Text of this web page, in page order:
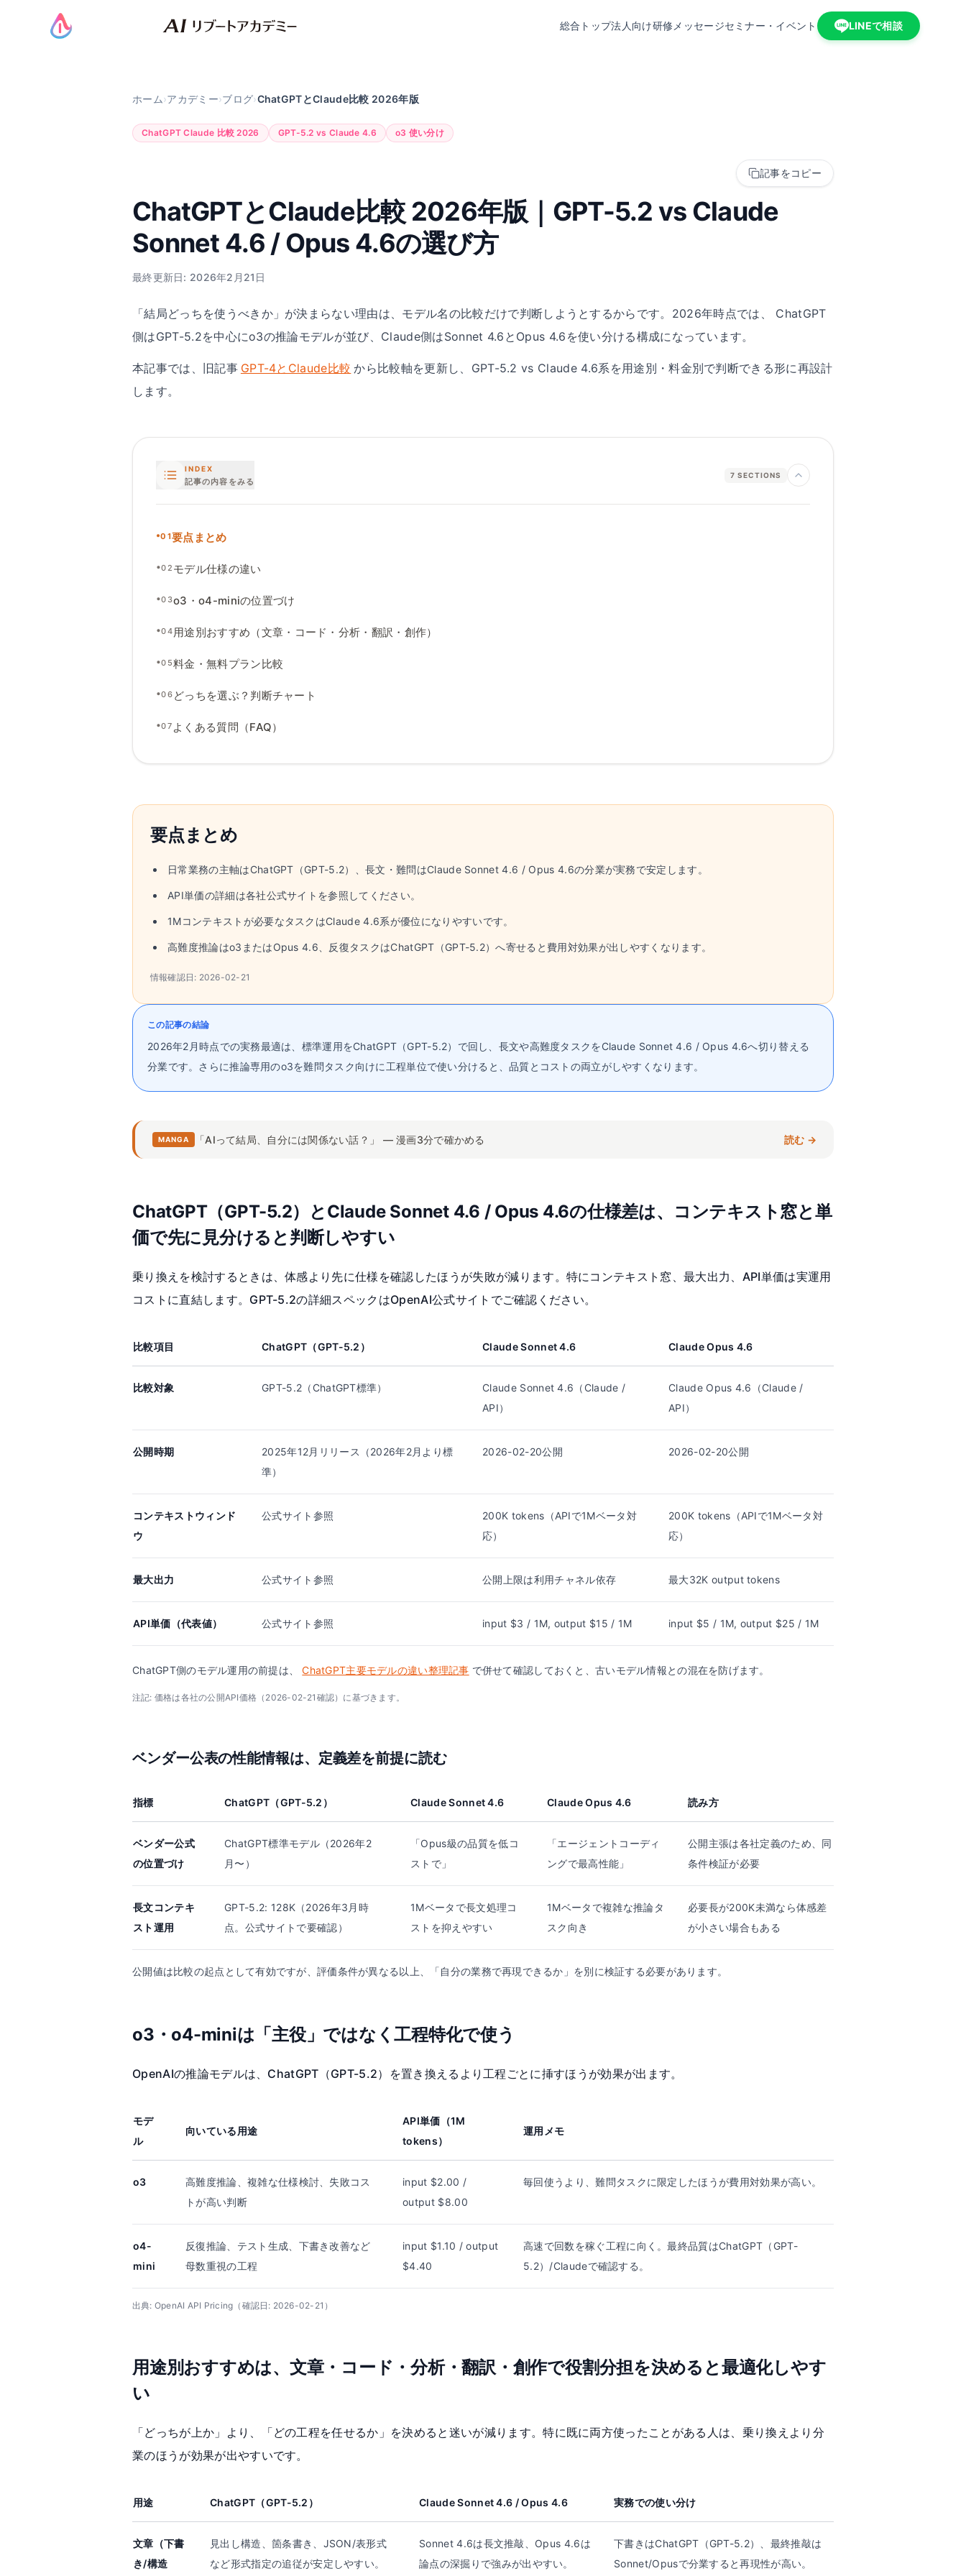
総合トップ法人向け研修 メッセージセミナー・イベント LINEで相談
ホーム›アカデミー›ブログ›ChatGPTとClaude比較 2026年版
ChatGPT Claude 比較 2026 GPT-5.2 vs Claude 4.6 o3 使い分け
記事をコピー
ChatGPTとClaude比較 2026年版｜GPT-5.2 vs Claude
Sonnet 4.6 / Opus 4.6の選び方
最終更新日: 2026年2月21日
「結局どっちを使うべきか」が決まらない理由は、モデル名の比較だけで判断しようとするからです。2026年時点では、 ChatGPT
側はGPT-5.2を中心にo3の推論モデルが並び、Claude側はSonnet 4.6とOpus 4.6を使い分ける構成になっています。
本記事では、旧記事 GPT-4とClaude比較 から比較軸を更新し、GPT-5.2 vs Claude 4.6系を用途別・料金別で判断できる形に再設計
します。
INDEX
記事の内容をみる
7 SECTIONS
•01要点まとめ
•02 モデル仕様の違い
•03o3 ・ o4-miniの位置づけ
•04用途別おすすめ（文章 ・ コード ・ 分析 ・ 翻訳 ・ 創作）
•05料金 ・ 無料プラン比較
•06 どっちを選ぶ？ 判断チャート
•07 よくある質問（FAQ）
要点まとめ
日常業務の主軸はChatGPT（GPT-5.2）、長文・難問はClaude Sonnet 4.6 / Opus 4.6の分業が実務で安定します。
API単価の詳細は各社公式サイトを参照してください。
1Mコンテキストが必要なタスクはClaude 4.6系が優位になりやすいです。
高難度推論はo3またはOpus 4.6、反復タスクはChatGPT（GPT-5.2）へ寄せると費用対効果が出しやすくなります。
情報確認日: 2026-02-21
この記事の結論
2026年2月時点での実務最適は、標準運用をChatGPT（GPT-5.2）で回し、長文や高難度タスクをClaude Sonnet 4.6 / Opus 4.6へ切り替える
分業です。さらに推論専用のo3を難問タスク向けに工程単位で使い分けると、品質とコストの両立がしやすくなります。
MANGA 「AIって結局、自分には関係ない話？」 ― 漫画3分で確かめる 読む →
ChatGPT（GPT-5.2）とClaude Sonnet 4.6 / Opus 4.6の仕様差は、コンテキスト窓と単
価で先に見分けると判断しやすい
乗り換えを検討するときは、体感より先に仕様を確認したほうが失敗が減ります。特にコンテキスト窓、最大出力、API単価は実運用
コストに直結します。GPT-5.2の詳細スペックはOpenAI公式サイトでご確認ください。
比較項目 ChatGPT（GPT-5.2） Claude Sonnet 4.6 Claude Opus 4.6
比較対象 GPT-5.2（ChatGPT標準）
Claude Sonnet 4.6（Claude /
API）
Claude Opus 4.6（Claude /
API）
公開時期
2025年12月リリース（2026年2月より標
準）
2026-02-20公開 2026-02-20公開
コンテキストウィンド
ウ
公式サイト参照
200K tokens（APIで1Mベータ対
応）
200K tokens（APIで1Mベータ対
応）
最大出力 公式サイト参照 公開上限は利用チャネル依存 最大32K output tokens
API単価（代表値） 公式サイト参照 input $3 / 1M, output $15 / 1M input $5 / 1M, output $25 / 1M
ChatGPT側のモデル運用の前提は、 ChatGPT主要モデルの違い整理記事 で併せて確認しておくと、古いモデル情報との混在を防げます。
注記: 価格は各社の公開API価格（2026-02-21確認）に基づきます。
ベンダー公表の性能情報は、定義差を前提に読む
指標 ChatGPT（GPT-5.2） Claude Sonnet 4.6 Claude Opus 4.6 読み方
ベンダー公式
の位置づけ
ChatGPT標準モデル（2026年2
月〜）
「Opus級の品質を低コ
ストで」
「エージェントコーディ
ングで最高性能」
公開主張は各社定義のため、同
条件検証が必要
長文コンテキ
スト運用
GPT-5.2: 128K（2026年3月時
点。公式サイトで要確認）
1Mベータで長文処理コ
ストを抑えやすい
1Mベータで複雑な推論タ
スク向き
必要長が200K未満なら体感差
が小さい場合もある
公開値は比較の起点として有効ですが、評価条件が異なる以上、「自分の業務で再現できるか」を別に検証する必要があります。
o3・o4-miniは「主役」ではなく工程特化で使う
OpenAIの推論モデルは、ChatGPT（GPT-5.2）を置き換えるより工程ごとに挿すほうが効果が出ます。
モデ
ル
向いている用途
API単価（1M
tokens）
運用メモ
o3
高難度推論、複雑な仕様検討、失敗コス
トが高い判断
input $2.00 /
output $8.00
毎回使うより、難問タスクに限定したほうが費用対効果が高い。
o4-
mini
反復推論、テスト生成、下書き改善など
母数重視の工程
input $1.10 / output
$4.40
高速で回数を稼ぐ工程に向く。最終品質はChatGPT（GPT-
5.2）/Claudeで確認する。
出典: OpenAI API Pricing（確認日: 2026-02-21）
用途別おすすめは、文章・コード・分析・翻訳・創作で役割分担を決めると最適化しやす
い
「どっちが上か」より、「どの工程を任せるか」を決めると迷いが減ります。特に既に両方使ったことがある人は、乗り換えより分
業のほうが効果が出やすいです。
用途 ChatGPT（GPT-5.2） Claude Sonnet 4.6 / Opus 4.6 実務での使い分け
文章（下書
き/構造
見出し構造、箇条書き、JSON/表形式
など形式指定の追従が安定しやすい。
Sonnet 4.6は長文推敲、Opus 4.6は
論点の深掘りで強みが出やすい。
下書きはChatGPT（GPT-5.2）、最終推敲は
Sonnet/Opusで分業すると再現性が高い。